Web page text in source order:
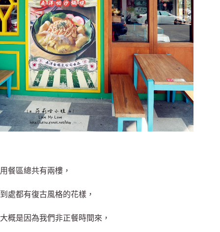
用餐區總共有兩樓，
到處都有復古風格的花樣，
大概是因為我們非正餐時間來，